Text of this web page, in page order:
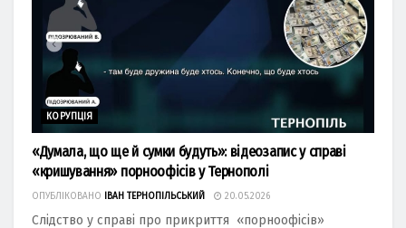
КОРУПЦІЯ
«Думала, що ще й сумки будуть»: відеозапис у справі
«кришування» порноофісів у Тернополі
ОПУБЛІКОВАНО ІВАН ТЕРНОПІЛЬСЬКИЙ 20.05.2026
Слідство у справі про прикриття «порноофісів»